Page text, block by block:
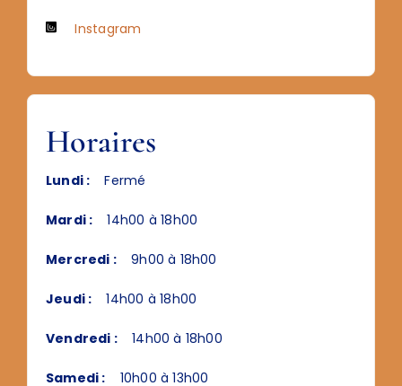
Instagram
Horaires
Lundi : Fermé
Mardi : 14h00 à 18h00
Mercredi : 9h00 à 18h00
Jeudi : 14h00 à 18h00
Vendredi : 14h00 à 18h00
Samedi : 10h00 à 13h00